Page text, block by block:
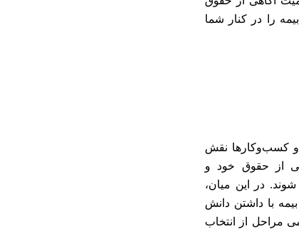
را در کنار شما
و کسب‌وکارها نقش
از حقوق خود و
در این میان،
با داشتن دانش
مراحل از انتخاب